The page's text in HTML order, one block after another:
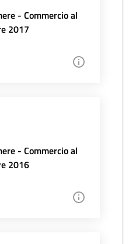
- Commercio al
2017
- Commercio al
2016